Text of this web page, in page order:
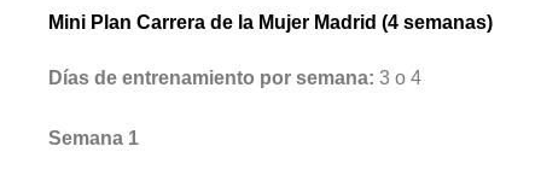
Mini Plan Carrera de la Mujer Madrid (4 semanas)
Días de entrenamiento por semana: 3 o 4
Semana 1